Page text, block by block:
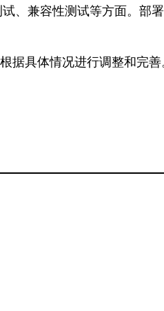
、兼容性测试等方面。部
据具体情况进行调整和完善